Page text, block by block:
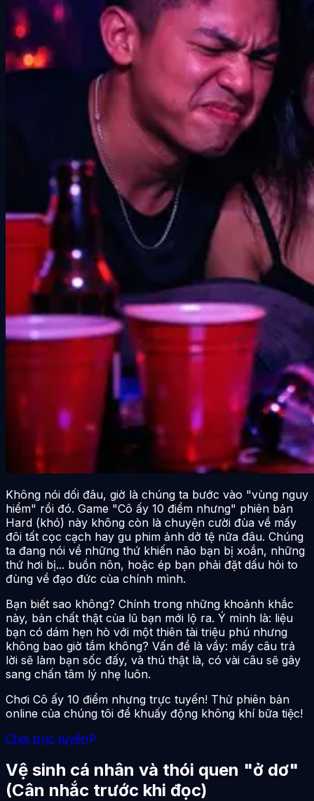
Không nói dối đâu, giờ là chúng ta bước vào "vùng nguy
hiểm" rồi đó. Game "Cô ấy 10 điểm nhưng" phiên bản
Hard (khó) này không còn là chuyện cười đùa về mấy
đôi tất cọc cạch hay gu phim ảnh dở tệ nữa đâu. Chúng
ta đang nói về những thứ khiến não bạn bị xoắn, những
thứ hơi bị... buồn nôn, hoặc ép bạn phải đặt dấu hỏi to
đùng về đạo đức của chính mình.
Bạn biết sao không? Chính trong những khoảnh khắc
này, bản chất thật của lũ bạn mới lộ ra. Ý mình là: liệu
bạn có dám hẹn hò với một thiên tài triệu phú nhưng
không bao giờ tắm không? Vấn đề là vầy: mấy câu trả
lời sẽ làm bạn sốc đấy, và thú thật là, có vài câu sẽ gây
sang chấn tâm lý nhẹ luôn.
Chơi Cô ấy 10 điểm nhưng trực tuyến! Thử phiên bản
online của chúng tôi để khuấy động không khí bữa tiệc!
Chơi trực tuyến
Vệ sinh cá nhân và thói quen "ở dơ"
(Cân nhắc trước khi đọc)